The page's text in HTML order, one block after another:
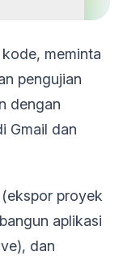
meminta
pengujian
dengan
Gmail dan
proyek
aplikasi
dan